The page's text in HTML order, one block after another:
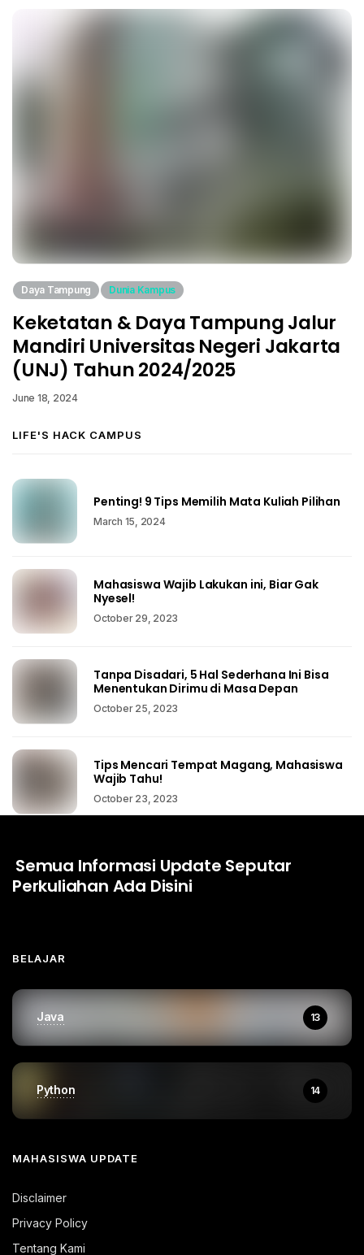
Daya Tampung Dunia Kampus
Keketatan & Daya Tampung Jalur
Mandiri Universitas Negeri Jakarta
(UNJ) Tahun 2024/2025
June 18, 2024
LIFE'S HACK CAMPUS
Penting! 9 Tips Memilih Mata Kuliah Pilihan
March 15, 2024
Mahasiswa Wajib Lakukan ini, Biar Gak
Nyesel!
October 29, 2023
Tanpa Disadari, 5 Hal Sederhana Ini Bisa
Menentukan Dirimu di Masa Depan
October 25, 2023
Tips Mencari Tempat Magang, Mahasiswa
Wajib Tahu!
October 23, 2023
Semua Informasi Update Seputar
Perkuliahan Ada Disini
BELAJAR
Java 13
Python 14
MAHASISWA UPDATE
Disclaimer
Privacy Policy
Tentang Kami